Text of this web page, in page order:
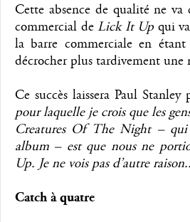
Cette absence de qualité ne va
commercial deLick It Upqui va
la barre commerciale en
décrocher plus tardivement
Ce succès laissera Paul
pour laquelle je crois que les
Creatures Of The Night –
album – est que nous ne
Up. Je ne vois pas d’autre raison..
Catch à quatre